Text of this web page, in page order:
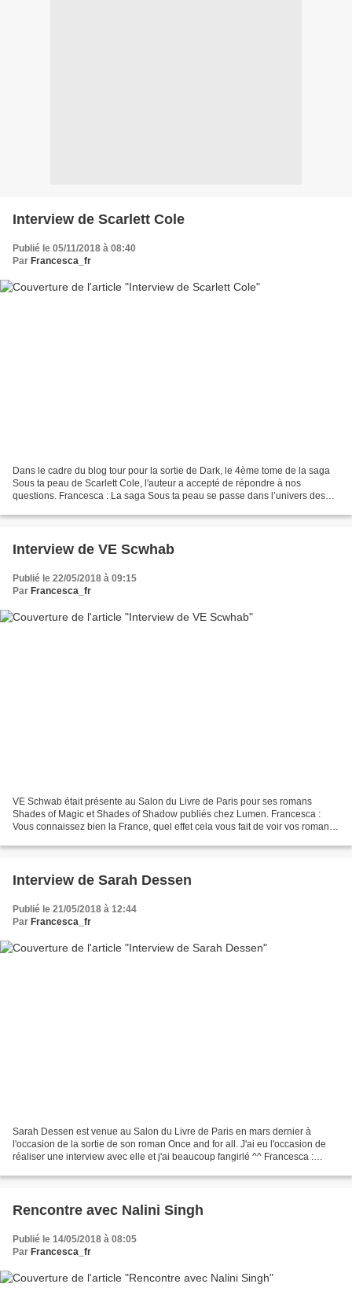
Interview de Scarlett Cole
Publié le 05/11/2018 à 08:40
Par Francesca_fr
Dans le cadre du blog tour pour la sortie de Dark, le 4ème tome de la saga
Sous ta peau de Scarlett Cole, l'auteur a accepté de répondre à nos
questions. Francesca : La saga Sous ta peau se passe dans l’univers des
Interview de VE Scwhab
Publié le 22/05/2018 à 09:15
Par Francesca_fr
VE Schwab était présente au Salon du Livre de Paris pour ses romans
Shades of Magic et Shades of Shadow publiés chez Lumen. Francesca :
Vous connaissez bien la France, quel effet cela vous fait de voir vos romans
Interview de Sarah Dessen
Publié le 21/05/2018 à 12:44
Par Francesca_fr
Sarah Dessen est venue au Salon du Livre de Paris en mars dernier à
l'occasion de la sortie de son roman Once and for all. J'ai eu l'occasion de
réaliser une interview avec elle et j'ai beaucoup fangirlé ^^ Francesca :
Rencontre avec Nalini Singh
Publié le 14/05/2018 à 08:05
Par Francesca_fr